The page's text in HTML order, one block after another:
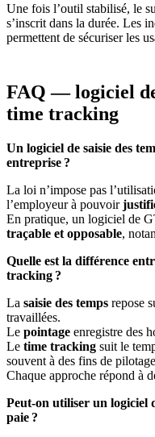
Une fois l’outil stabilisé, le
s’inscrit dans la durée. Les
permettent de sécuriser les
FAQ — logiciel
time tracking
Un logiciel de saisie des
entreprise ?
La loi n’impose pas
l’employeur à pouvoir
En pratique, un logiciel de
traçable et opposable,
Quelle est la différence
tracking ?
La saisie des temps repose
travaillées.
Le pointage enregistre des
Le time tracking suit le
souvent à des fins de
Chaque approche répond à
Peut-on utiliser un logiciel
paie ?